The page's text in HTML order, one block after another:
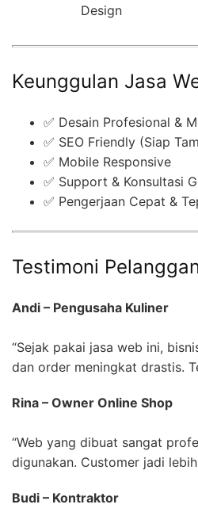
Design
Keunggulan Jasa
✅ Desain Profesional &
✅ SEO Friendly (Siap
✅ Mobile Responsive
✅ Support & Konsultasi
✅ Pengerjaan Cepat &
Testimoni Pelanggan
Andi – Pengusaha Kuliner
“Sejak pakai jasa web ini,
dan order meningkat drastis.
Rina – Owner Online Shop
“Web yang dibuat sangat
digunakan. Customer jadi
Budi – Kontraktor